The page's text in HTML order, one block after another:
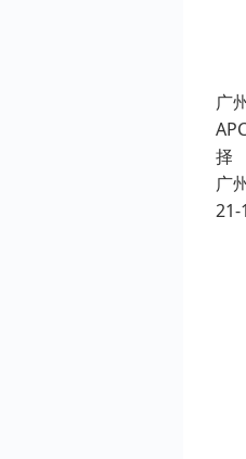
广
择
广
21-